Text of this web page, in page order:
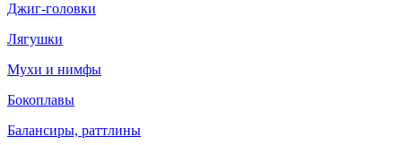
Джиг-головки
Лягушки
Мухи и нимфы
Бокоплавы
Балансиры, раттлины